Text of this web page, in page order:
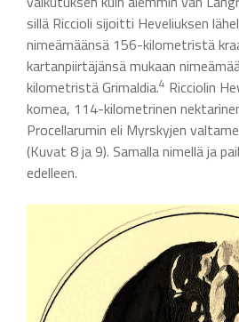
sillä Riccioli sijoitti Heveliuksen
nimeämäänsä 156-kilometristä
kartanpiirtäjänsä mukaan
kilometristä Grimaldia.4 Ricciolin
komea, 114-kilometrinen
Procellarumin eli Myrskyjen
(Kuvat 8 ja 9). Samalla nimellä ja
edelleen.